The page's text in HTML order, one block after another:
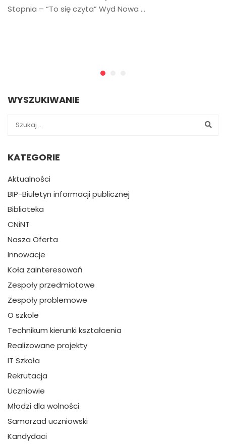
Stopnia – “To się czyta” Wyd Nowa …
WYSZUKIWANIE
KATEGORIE
Aktualności
BIP-Biuletyn informacji publicznej
Biblioteka
CNiNT
Nasza Oferta
Innowacje
Koła zainteresowań
Zespoły przedmiotowe
Zespoły problemowe
O szkole
Technikum kierunki kształcenia
Realizowane projekty
IT Szkoła
Rekrutacja
Uczniowie
Młodzi dla wolności
Samorzad uczniowski
Kandydaci